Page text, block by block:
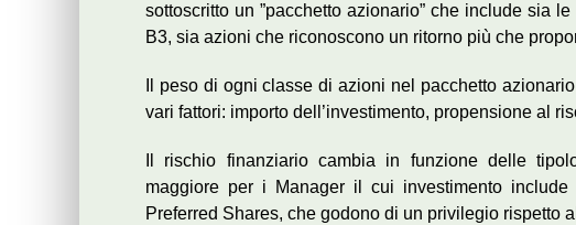
sottoscritto un ”pacchetto azionario” che include sia
B3, sia azioni che riconoscono un ritorno più che
Il peso di ogni classe di azioni nel pacchetto
vari fattori: importo dell’investimento, propensione al
Il rischio finanziario cambia in funzione delle
maggiore per i Manager il cui investimento
Preferred Shares, che godono di un privilegio rispetto